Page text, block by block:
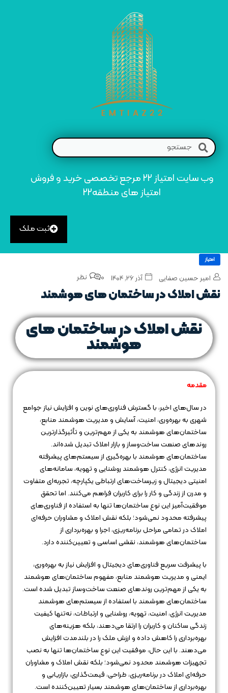
وب سایت امتیاز 22 مرجع تخصصی خرید و فروش
امتیاز های منطقه22
ثبت ملک
امتیاز
امیر حسین صفایی آذر ۲۶, ۱۴۰۴ 0 نظر
نقش املاک در ساختمان‌ های هوشمند
نقش املاک در ساختمان‌ های
هوشمند
مقدمه
در سال‌های اخیر، با گسترش فناوری‌های نوین و افزایش نیاز جوامع
شهری به بهره‌وری، امنیت، آسایش و مدیریت هوشمند منابع،
ساختمان‌های هوشمند به یکی از مهم‌ترین و تأثیرگذارترین
روندهای صنعت ساخت‌وساز و بازار املاک تبدیل شده‌اند.
ساختمان‌های هوشمند با بهره‌گیری از سیستم‌های پیشرفته
مدیریت انرژی، کنترل هوشمند روشنایی و تهویه، سامانه‌های
امنیتی دیجیتال و زیرساخت‌های ارتباطی یکپارچه، تجربه‌ای متفاوت
و مدرن از زندگی و کار را برای کاربران فراهم می‌کنند. اما تحقق
موفقیت‌آمیز این نوع ساختمان‌ها تنها به استفاده از فناوری‌های
پیشرفته محدود نمی‌شود؛ بلکه نقش املاک و مشاوران حرفه‌ای
املاک در تمامی مراحل برنامه‌ریزی، اجرا و بهره‌برداری از
ساختمان‌های هوشمند، نقشی اساسی و تعیین‌کننده دارد.
با پیشرفت سریع فناوری‌های دیجیتال و افزایش نیاز به بهره‌وری،
ایمنی و مدیریت هوشمند منابع، مفهوم ساختمان‌های هوشمند
به یکی از مهم‌ترین روندهای صنعت ساخت‌وساز تبدیل شده است.
ساختمان‌های هوشمند با استفاده از سیستم‌های هوشمند
مدیریت انرژی، امنیت، تهویه، روشنایی و ارتباطات، نه‌تنها کیفیت
زندگی ساکنان و کاربران را ارتقا می‌دهند، بلکه هزینه‌های
بهره‌برداری را کاهش داده و ارزش ملک را در بلندمدت افزایش
می‌دهند. با این حال، موفقیت این نوع ساختمان‌ها تنها به نصب
تجهیزات هوشمند محدود نمی‌شود؛ بلکه نقش املاک و مشاوران
حرفه‌ای املاک در برنامه‌ریزی، طراحی، قیمت‌گذاری، بازاریابی و
بهره‌برداری از ساختمان‌های هوشمند بسیار تعیین‌کننده است.